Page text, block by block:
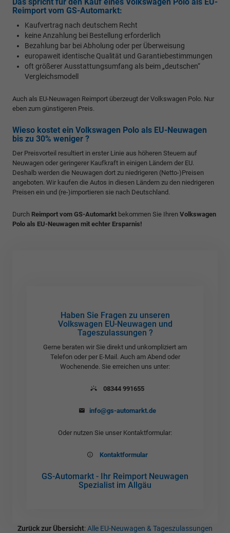
Reimport vom GS-Automarkt:
Kaufvertrag nach deutschem Recht
keine Anzahlung bei Bestellung erforderlich
Bezahlung bar bei Abholung oder per Überweisung
europaweit identische Qualität und Garantiebestimmungen
oft größerer Ausstattungsumfang als beim „deutschen“
Vergleichsmodell
Auch als EU-Neuwagen Reimport überzeugt der Volkswagen Polo. Nur
eben zum günstigeren Preis.
Wieso kostet ein Volkswagen Polo als EU-Neuwagen
bis zu 30% weniger ?
Der Preisvorteil resultiert in erster Linie aus höheren Steuern auf
Neuwagen oder geringerer Kaufkraft in einigen Ländern der EU.
Deshalb werden die Neuwagen dort zu niedrigeren (Netto-)Preisen
angeboten. Wir kaufen die Autos in diesen Ländern zu den niedrigeren
Preisen ein und (re-)importieren sie nach Deutschland.
Durch Reimport vom GS-Automarkt bekommen Sie Ihren Volkswagen
Polo als EU-Neuwagen mit echter Ersparnis!
Haben Sie Fragen zu unseren
Volkswagen EU-Neuwagen und
Tageszulassungen ?
Gerne beraten wir Sie direkt und unkompliziert am
Telefon oder per E-Mail. Auch am Abend oder
Wochenende. Sie erreichen uns unter:
08344 991655
info@gs-automarkt.de
Oder nutzen Sie unser Kontaktformular:
Kontaktformular
GS-Automarkt - Ihr Reimport Neuwagen
Spezialist im Allgäu
Zurück zur Übersicht:Alle EU-Neuwagen & Tageszulassungen